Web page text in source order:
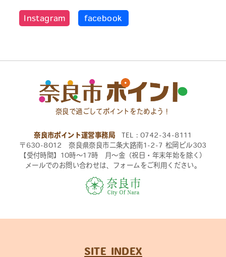
Instagram facebook
奈良で過ごしてポイントをためよう！
奈良市ポイント運営事務局 TEL：0742-34-8111
〒630-8012 奈良県奈良市二条大路南1-2-7 松岡ビル303
【受付時間】10時〜17時 月〜金（祝日・年末年始を除く）
メールでのお問い合わせは、フォームをご利用ください。
SITE INDEX